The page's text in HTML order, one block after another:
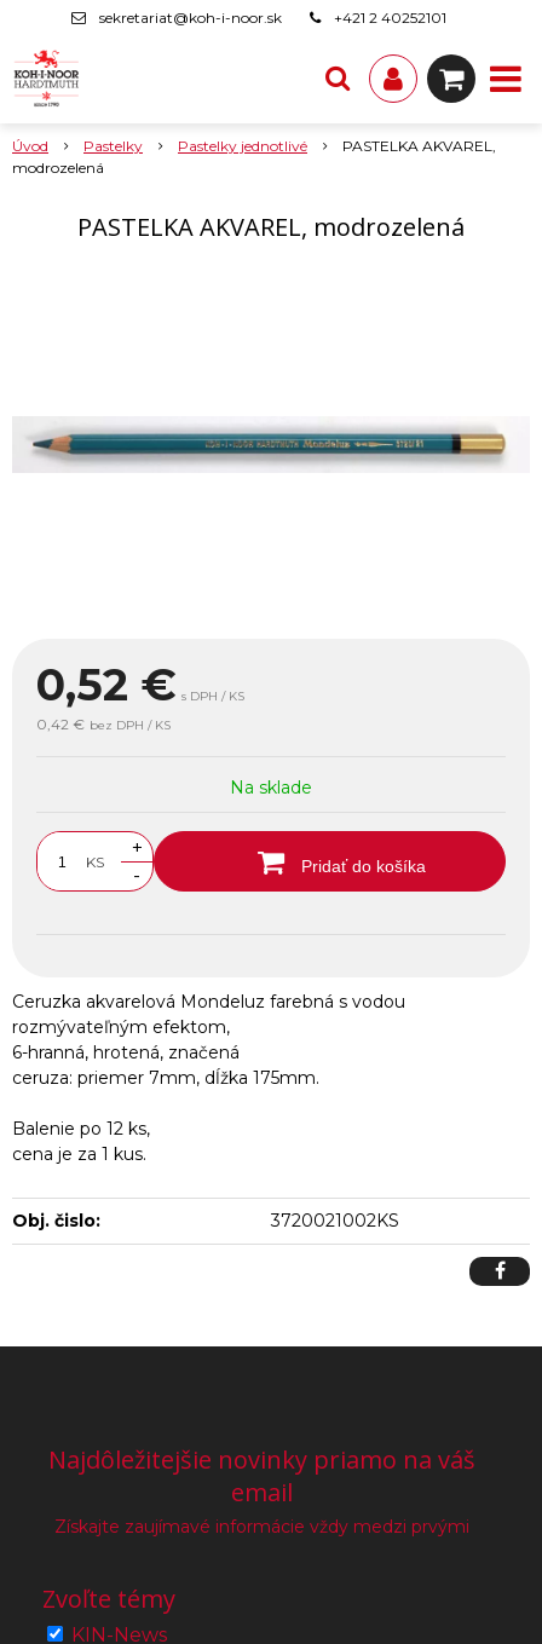
sekretariat@koh-i-noor.sk +421 2 40252101
Úvod Pastelky Pastelky jednotlivé
PASTELKA AKVAREL,
modrozelená
PASTELKA AKVAREL, modrozelená
0,52 € s DPH / KS
0,42 € bez DPH / KS
Na sklade
KS
+
-
Pridať do košíka
Ceruzka akvarelová Mondeluz farebná s vodou
rozmývateľným efektom,
6-hranná, hrotená, značená
ceruza: priemer 7mm, dĺžka 175mm.
Balenie po 12 ks,
cena je za 1 kus.
Obj. čislo: 3720021002KS
Najdôležitejšie novinky priamo na váš
email
Získajte zaujímavé informácie vždy medzi prvými
Zvoľte témy
KIN-News